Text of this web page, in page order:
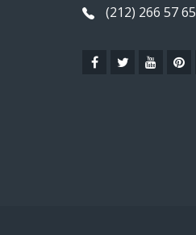
(212) 266 57 65